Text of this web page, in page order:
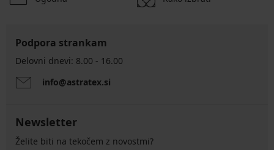
Podpora strankam
Delovni dnevi: 8.00 - 16.00
info@astratex.si
Newsletter
Želite biti na tekočem z novostmi?